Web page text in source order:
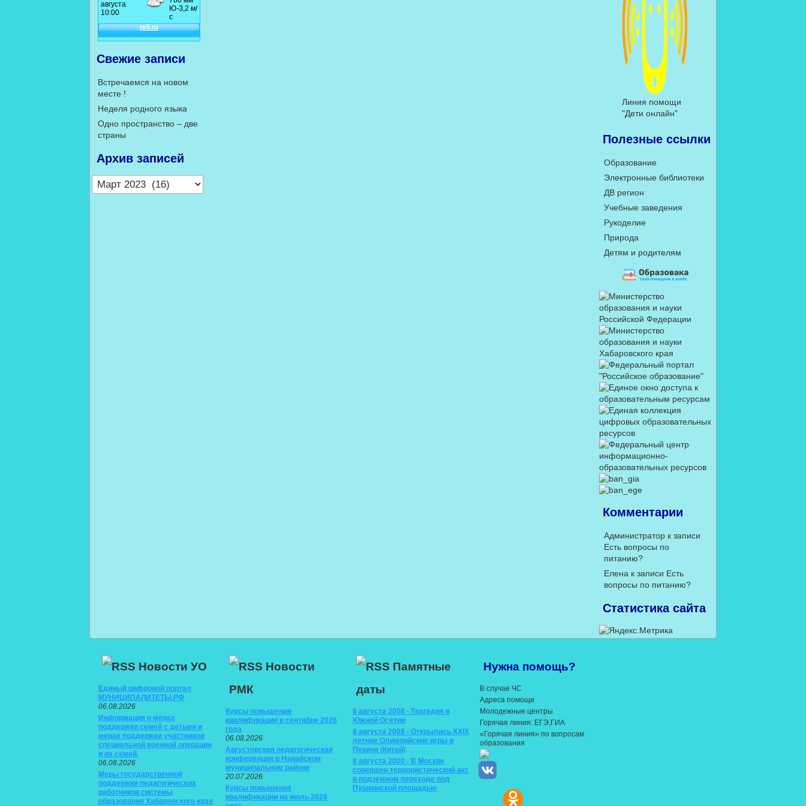
Линия помощи
"Дети онлайн"
Полезные ссылки
Образование
Электронные библиотеки
ДВ регион
Учебные заведения
Рукоделие
Природа
Детям и родителям
Комментарии
Администратор к записи
Есть вопросы по
питанию?
Елена к записи Есть
вопросы по питанию?
Статистика сайта
Свежие записи
Встречаемся на новом
месте !
Неделя родного языка
Одно пространство – две
страны
Архив записей
Архив
записей
Новости УО
Единый цифровой портал
МУНИЦИПАЛИТЕТЫ.РФ
06.08.2026
Информация о мерах
поддержки семей с детьми и
мерах поддержки участников
специальной военной операции
и их семей.
06.08.2026
Меры государственной
поддержки педагогических
работников системы
образования Хабаровского края
Новости
РМК
Курсы повышения
квалификации в сентябре 2026
года
06.08.2026
Августовская педагогическая
конференция в Нанайском
муниципальном районе
20.07.2026
Курсы повышения
квалификации на июль 2026
Памятные
даты
8 августа 2008 - Трагедия в
Южной Осетии
8 августа 2008 - Открылись XXIX
летние Олимпийские игры в
Пекине (Китай)
8 августа 2000 - В Москве
совершен террористический акт
в подземном переходе под
Пушкинской площадью
Нужна помощь?
В случае ЧС
Адреса помощи
Молодежные центры
Горячая линия: ЕГЭ,ГИА
«Горячая линия» по вопросам
образования